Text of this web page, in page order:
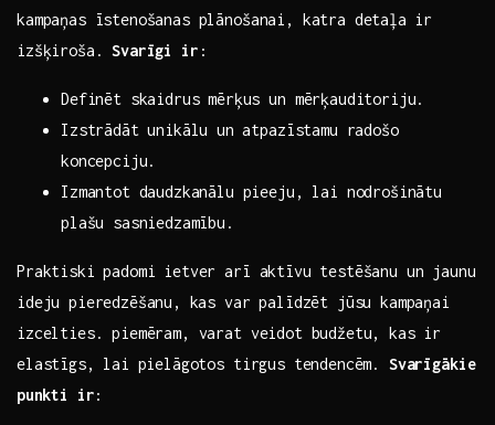
kampaņas īstenošanas‌ plānošanai, katra detaļa ⁣ir
izšķiroša.Svarīgi ir : ⁣ ‍
Definēt skaidrus ​mērķus un mērķauditoriju.
Izstrādāt unikālu un⁢ atpazīstamu radošo
koncepciju.
Izmantot daudzkanālu pieeju, lai ‌nodrošinātu​
plašu sasniedzamību.
Praktiski padomi ietver arī aktīvu testēšanu un jaunu
ideju pieredzēšanu,⁤ kas‍ var palīdzēt jūsu kampaņai
‍izcelties. piemēram, varat​ veidot budžetu, ⁢kas ir
elastīgs,‌ lai ⁤pielāgotos‌ tirgus tendencēm. Svarīgākie
⁣punkti ir: ⁢ ​